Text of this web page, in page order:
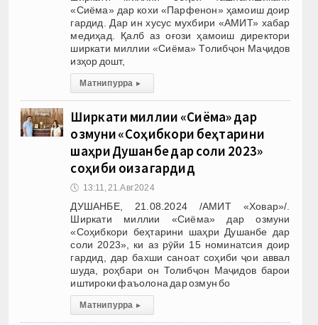
«Сиёма» дар кохи «Парфенон» ҳамоиш доир
гардид. Дар ин хусус мухбири «АМИТ» хабар
медиҳад. Қалб аз оғози ҳамоиш директори
ширкати миллии «Сиёма» Толибҷон Маҷидов
изҳор дошт,
Матни пурра ▸
Ширкати миллии «Сиёма» дар
озмуни «Соҳибкори беҳтарини
шаҳри Душанбе дар соли 2023»
соҳиби ҷоиза гардид
🕔 13:11, 21.Авг 2024
ДУШАНБЕ, 21.08.2024 /АМИТ «Ховар»/.
Ширкати миллии «Сиёма» дар озмуни
«Соҳибкори беҳтарини шаҳри Душанбе дар
соли 2023», ки аз рӯйи 15 номинатсия доир
гардид, дар бахши саноат соҳиби ҷои аввал
шуда, роҳбари он Толибҷон Маҷидов барои
иштироки фаъолона дар озмун бо
Матни пурра ▸